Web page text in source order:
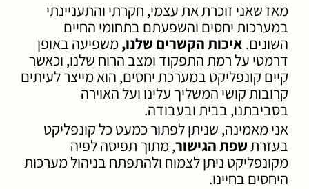
מאז שאני זוכרת את עצמי, חקרתי והתעניינתי
במערכות יחסים והשפעתם בתחומי החיים
השונים. איכות הקשרים שלנו,משפיעה באופן
דרמטי על רמת התפקוד ומצב הרוח שלנו, וכאשר
קיים קונפליקט במערכת יחסים, הוא מייצר לעיתים
קרובות קושי המשליך עלינו ועל האוירה
בסביבתנו, בבית ובעבודה.
אני מאמינה, שניתן לפתור כמעט כל קונפליקט
בעזרתשפת הגישור, מתוך תפיסה לפיה
מקונפליקט ניתן לצמוח ולהתפתח בניהול מערכות
היחסים בחיינו.